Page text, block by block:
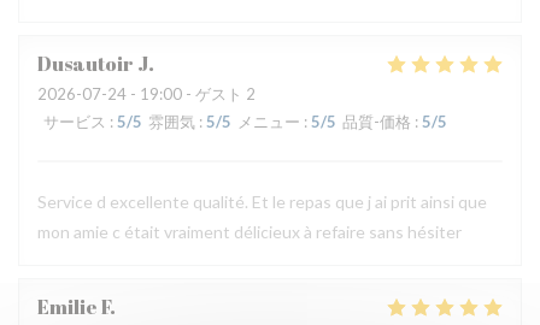
Dusautoir J
2026-07-24 - 19:00 - ゲスト 2
サービス : 5/5 雰囲気 : 5/5 メニュー : 5/5 品質-価格 : 5/5
Service d excellente qualité. Et le repas que j ai prit ainsi que
mon amie c était vraiment délicieux à refaire sans hésiter
EmilieF